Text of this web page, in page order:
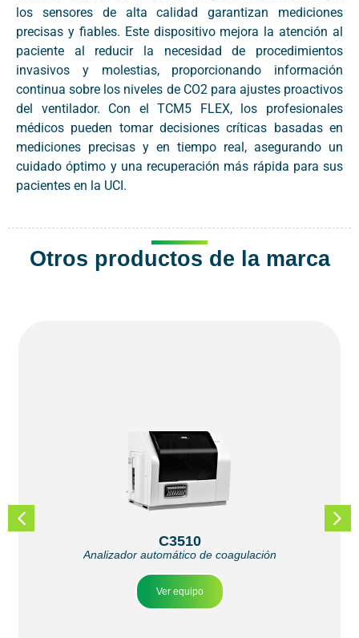
los sensores de alta calidad garantizan mediciones
precisas y fiables. Este dispositivo mejora la atención al
paciente al reducir la necesidad de procedimientos
invasivos y molestias, proporcionando información
continua sobre los niveles de CO2 para ajustes proactivos
del ventilador. Con el TCM5 FLEX, los profesionales
médicos pueden tomar decisiones críticas basadas en
mediciones precisas y en tiempo real, asegurando un
cuidado óptimo y una recuperación más rápida para sus
pacientes en la UCI.
Otros productos de la marca
C3510
Analizador automático de coagulación
Ver equipo